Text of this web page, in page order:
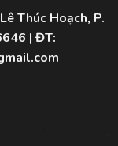
Thúc Hoạch, P.
| ĐT: